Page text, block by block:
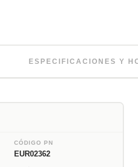
ESPECIFICACIONES Y
CÓDIGO PN
EUR02362